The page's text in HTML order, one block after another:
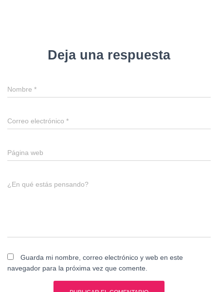
Deja una respuesta
Nombre *
Correo electrónico *
Página web
¿En qué estás pensando?
Guarda mi nombre, correo electrónico y web en este
navegador para la próxima vez que comente.